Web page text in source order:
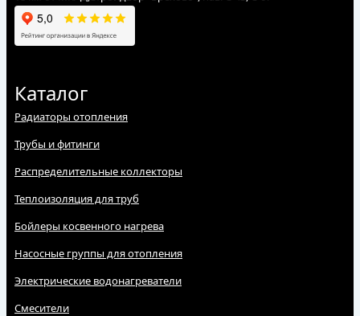
Каталог
Радиаторы отопления
Трубы и фитинги
Распределительные коллекторы
Теплоизоляция для труб
Бойлеры косвенного нагрева
Насосные группы для отопления
Электрические водонагреватели
Смесители